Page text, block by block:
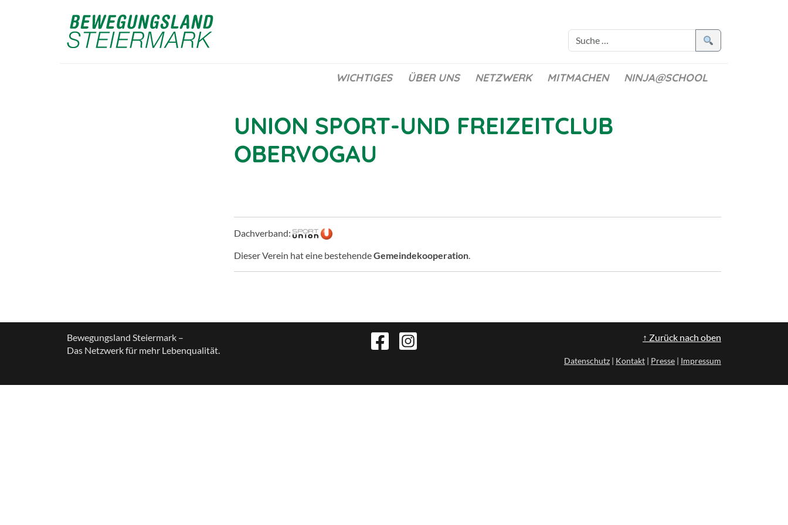
WICHTIGES ÜBER UNS NETZWERK MITMACHEN NINJA@SCHOOL
UNION SPORT-UND FREIZEITCLUB
OBERVOGAU
Dachverband:
Dieser Verein hat eine bestehendeGemeindekooperation.
Bewegungsland Steiermark –
Das Netzwerk für mehr Lebenqualität.
↑ Zurück nach oben
Datenschutz | Kontakt | Presse | Impressum